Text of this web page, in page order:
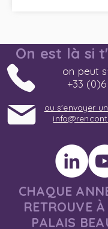
On est là si
on peut
+33
ou s'envoyer
CHAQUE
RETROUVE
PALAIS